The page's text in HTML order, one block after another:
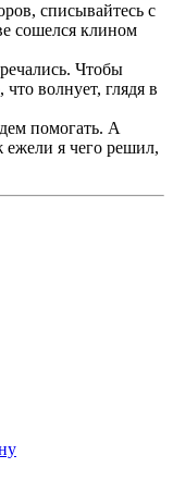
списывайтесь с
сошелся клином
Чтобы
волнует, глядя в
помогать. А
я чего решил,